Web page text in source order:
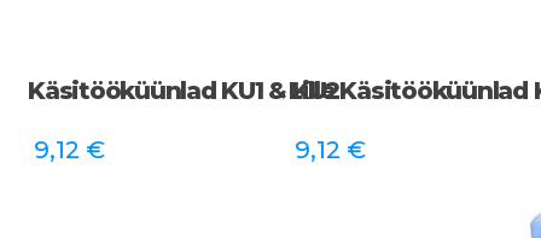
Käsitööküünlad KU1 & KU2
9,12 €
Lille Käsitööküünlad
9,12 €